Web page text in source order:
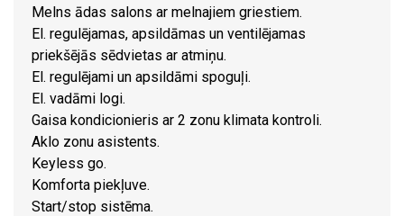
Melns ādas salons ar melnajiem griestiem.
El. regulējamas, apsildāmas un ventilējamas
priekšējās sēdvietas ar atmiņu.
El. regulējami un apsildāmi spoguļi.
El. vadāmi logi.
Gaisa kondicionieris ar 2 zonu klimata kontroli.
Aklo zonu asistents.
Keyless go.
Komforta piekļuve.
Start/stop sistēma.